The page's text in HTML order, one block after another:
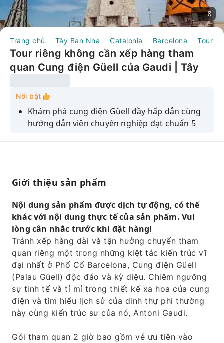
8
Trang chủ Tây Ban Nha Catalonia Barcelona Tour
Tour riêng không cần xếp hàng tham
quan Cung điện Güell của Gaudi | Tây
Nổi bật
Khám phá cung điện Güell đầy hấp dẫn cùng
hướng dẫn viên chuyên nghiệp đạt chuẩn 5
Hãy chiêm ngưỡng kiến ​​trúc và nghệ thuật
mang tính biểu tượng của Antoni Gaudi.
Khám phá khu phố cổ Gothic (chỉ có các lựa
chọn 3,5 và 4,5 giờ)
Dịch vụ đưa đón bằng ô tô, đón và trả khách
tại chỗ ở của quý khách (chỉ áp dụng cho
chuyến đi 3 và 4,5 giờ)
Giới thiệu sản phẩm
Nội dung sản phẩm được dịch tự động, có thể
khác với nội dung thực tế của sản phẩm. Vui
lòng cân nhắc trước khi đặt hàng!
Tránh xếp hàng dài và tận hưởng chuyến tham
quan riêng một trong những kiệt tác kiến ​​trúc vĩ
đại nhất ở Phố Cổ Barcelona, ​​Cung điện Güell
(Palau Güell) độc đáo và kỳ diệu. Chiêm ngưỡng
sự tinh tế và tỉ mỉ trong thiết kế xa hoa của cung
điện và tìm hiểu lịch sử của dinh thự phi thường
này cùng kiến ​​trúc sư của nó, Antoni Gaudi.
Gói tham quan 2 giờ bao gồm vé ưu tiên vào